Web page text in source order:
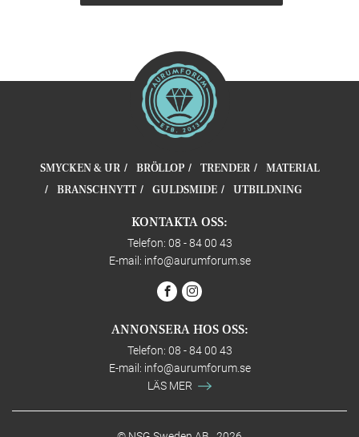
SMYCKEN & UR BRÖLLOP TRENDER
MATERIAL
BRANSCHNYTT
GULDSMIDE UTBILDNING
KONTAKTA OSS:
Telefon: 08 - 84 00 43
E-mail: info@aurumforum.se
ANNONSERA HOS OSS:
Telefon: 08 - 84 00 43
E-mail: info@aurumforum.se
LÄS MER